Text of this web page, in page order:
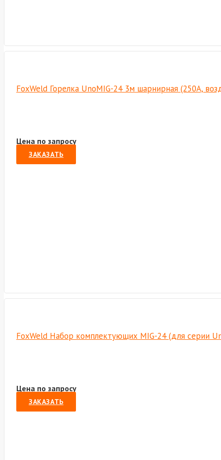
FoxWeld Горелка UnoMIG-24 3м шарнирная (250А,
Цена по запросу
ЗАКАЗАТЬ
FoxWeld Набор комплектующих MIG-24 (для серии
Цена по запросу
ЗАКАЗАТЬ